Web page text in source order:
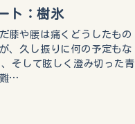
ト：樹氷
膝や腰は痛くどうしたもの
、久し振りに何の予定もな
そして眩しく澄み切った青
…